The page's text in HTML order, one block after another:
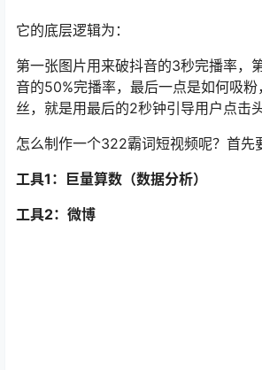
它的底层逻辑为：
第一张图片用来破抖音的3秒完播率，
音的50%完播率，最后一点是如何吸
丝，就是用最后的2秒钟引导用户点击
怎么制作一个322霸词短视频呢？首先
工具1：巨量算数（数据分析）
工具2：微博